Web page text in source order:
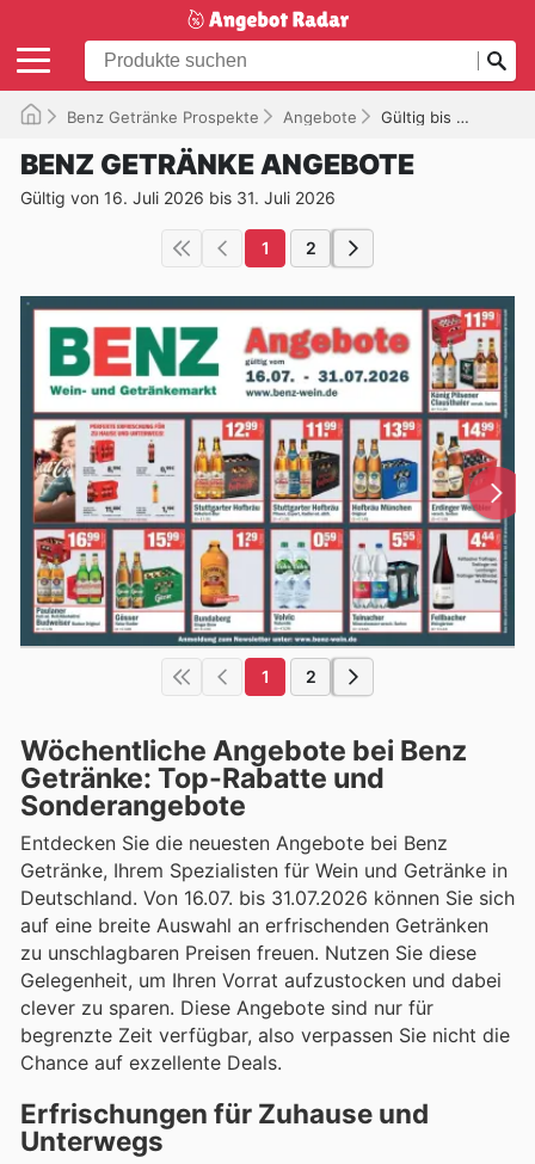
Benz Getränke Prospekte Angebote Gültig bis 31.07.2026
BENZ GETRÄNKE ANGEBOTE
Gültig von 16. Juli 2026 bis 31. Juli 2026
1 2
1 2
Wöchentliche Angebote bei Benz
Getränke: Top-Rabatte und
Sonderangebote
Entdecken Sie die neuesten Angebote bei Benz
Getränke, Ihrem Spezialisten für Wein und Getränke in
Deutschland. Von 16.07. bis 31.07.2026 können Sie sich
auf eine breite Auswahl an erfrischenden Getränken
zu unschlagbaren Preisen freuen. Nutzen Sie diese
Gelegenheit, um Ihren Vorrat aufzustocken und dabei
clever zu sparen. Diese Angebote sind nur für
begrenzte Zeit verfügbar, also verpassen Sie nicht die
Chance auf exzellente Deals.
Erfrischungen für Zuhause und
Unterwegs